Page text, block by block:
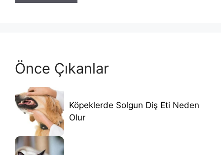
Önce Çıkanlar
Köpeklerde Solgun Diş Eti Neden
Olur